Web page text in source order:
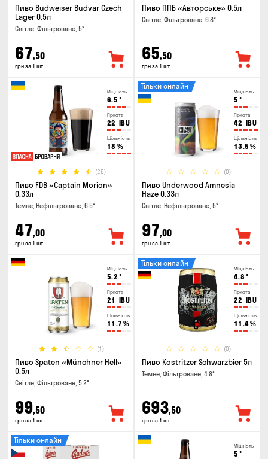
Пиво Budweiser Budvar Czech
Lager 0.5л
Світле, Фільтроване, 5°
67,50
грн за 1 шт
Пиво ППБ «Авторське» 0.5л
Світле, Фільтроване, 6.8°
65,50
грн за 1 шт
Міцність
6.5 °
Гіркота
22 IBU
Щільність
18 %
(26)
Пиво FDB «Captain Morion»
0.33л
Темне, Нефільтроване, 6.5°
47,00
грн за 1 шт
Міцність
5 °
Гіркота
42 IBU
Щільність
13.5 %
(0)
Тільки онлайн
Пиво Underwood Amnesia
Haze 0.33л
Світле, Нефільтроване, 5°
97,00
грн за 1 шт
Міцність
5.2 °
Гіркота
21 IBU
Щільність
11.7 %
(1)
Пиво Spaten «Münchner Hell»
0.5л
Світле, Фільтроване, 5.2°
99,50
грн за 1 шт
Міцність
4.8 °
Гіркота
22 IBU
Щільність
11.4%
(0)
Тільки онлайн
Пиво Kostritzer Schwarzbier 5л
Темне, Фільтроване, 4.8°
693,50
грн за 1 шт
Тільки онлайн
Міцність
5 °